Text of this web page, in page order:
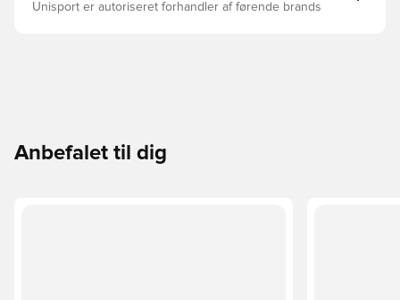
Unisport er autoriseret forhandler af førende brands
Anbefalet til dig